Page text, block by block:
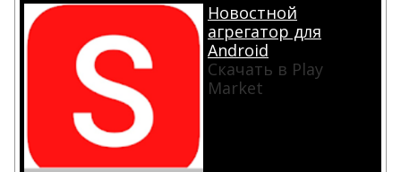
Новостной
агрегатор для
Android
Скачать в Play
Market